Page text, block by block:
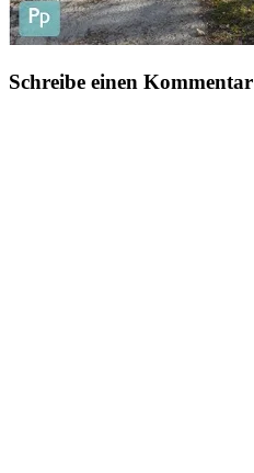
Schreibe einen Kommentar